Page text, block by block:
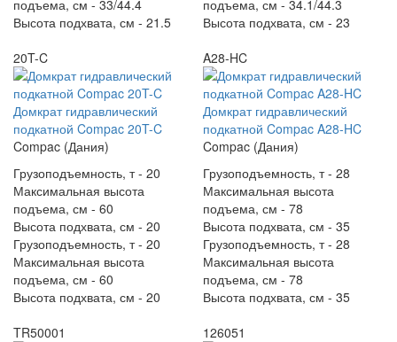
подъема, см - 33/44.4
Высота подхвата, см - 21.5
подъема, см - 34.1/44.3
Высота подхвата, см - 23
20T-C
Домкрат гидравлический
подкатной Compac 20T-C
Compac (Дания)
Грузоподъемность, т - 20
Максимальная высота
подъема, см - 60
Высота подхвата, см - 20
Грузоподъемность, т - 20
Максимальная высота
подъема, см - 60
Высота подхвата, см - 20
A28-HC
Домкрат гидравлический
подкатной Compac A28-HC
Compac (Дания)
Грузоподъемность, т - 28
Максимальная высота
подъема, см - 78
Высота подхвата, см - 35
Грузоподъемность, т - 28
Максимальная высота
подъема, см - 78
Высота подхвата, см - 35
TR50001
126051